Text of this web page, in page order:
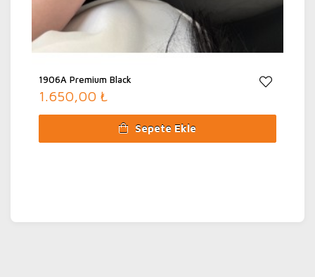
1906A Premium Black
1.650,00 ₺
Sepete Ekle